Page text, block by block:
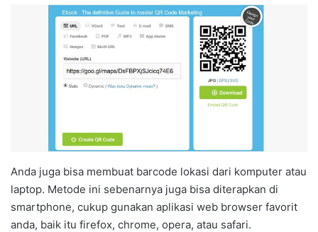
Anda juga bisa membuat barcode lokasi dari komputer atau
laptop. Metode ini sebenarnya juga bisa diterapkan di
smartphone, cukup gunakan aplikasi web browser favorit
anda, baik itu firefox, chrome, opera, atau safari.